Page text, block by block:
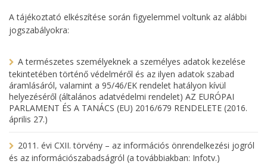
A tájékoztató elkészítése során figyelemmel voltunk az alábbi
jogszabályokra:
A természetes személyeknek a személyes adatok kezelése
tekintetében történő védelméről és az ilyen adatok szabad
áramlásáról, valamint a 95/46/EK rendelet hatályon kívül
helyezéséről (általános adatvédelmi rendelet) AZ EURÓPAI
PARLAMENT ÉS A TANÁCS (EU) 2016/679 RENDELETE (2016.
április 27.)
2011. évi CXII. törvény – az információs önrendelkezési jogról
és az információszabadságról (a továbbiakban: Infotv.)